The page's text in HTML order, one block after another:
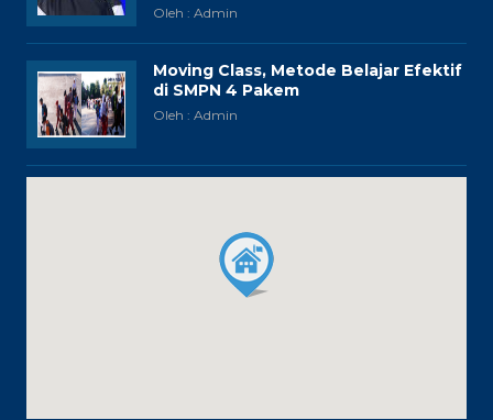
Oleh : Admin
Moving Class, Metode Belajar Efektif
di SMPN 4 Pakem
Oleh : Admin